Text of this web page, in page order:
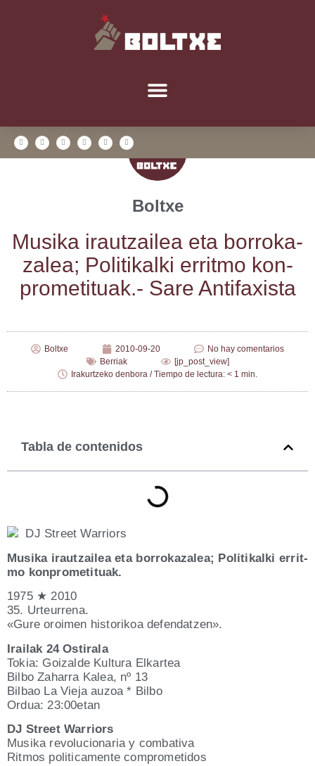
Boltxe
Musi­ka irautzai­lea eta borro­ka­
za­lea; Poli­ti­kal­ki errit­mo kon­
pro­me­ti­tuak.- Sare Antifaxista
Boltxe 2010-09-20
No hay comentarios
Berriak
[jp_post_view]
Irakurtzeko denbora / Tiempo de lectura: < 1 min.
Tabla de contenidos
DJ Street Warriors
Musi­ka irautzai­lea eta borro­ka­za­lea; Poli­ti­kal­ki errit­
mo konprometituak.
1975 ★ 2010
35. Urteurrena.
«Gure oroi­men his­to­ri­koa defendatzen».
Irai­lak 24 Ostirala
Tokia: Goi­zal­de Kul­tu­ra Elkartea
Bil­bo Zaha­rra Kalea, nº 13
Bil­bao La Vie­ja auzoa * Bilbo
Ordua: 23:00etan
DJ Street Warriors
Musi­ka revo­lu­cio­na­ria y combativa
Rit­mos poli­ti­ca­men­te comprometidos